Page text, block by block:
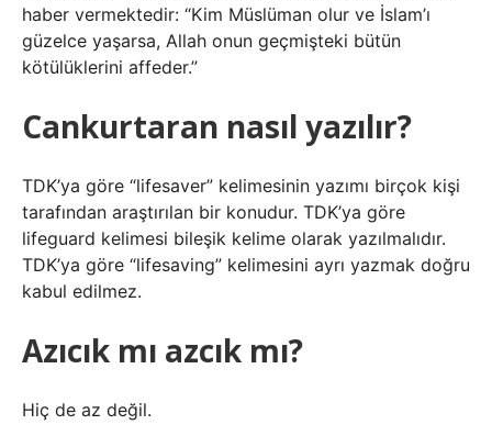
haber vermektedir: “Kim Müslüman olur ve İslam’ı
güzelce yaşarsa, Allah onun geçmişteki bütün
kötülüklerini affeder.”
Cankurtaran nasıl yazılır?
TDK’ya göre “lifesaver” kelimesinin yazımı birçok kişi
tarafından araştırılan bir konudur. TDK’ya göre
lifeguard kelimesi bileşik kelime olarak yazılmalıdır.
TDK’ya göre “lifesaving” kelimesini ayrı yazmak doğru
kabul edilmez.
Azıcık mı azcık mı?
Hiç de az değil.